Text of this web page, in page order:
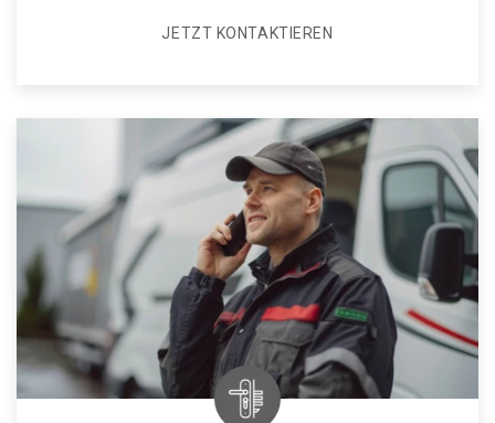
JETZT KONTAKTIEREN